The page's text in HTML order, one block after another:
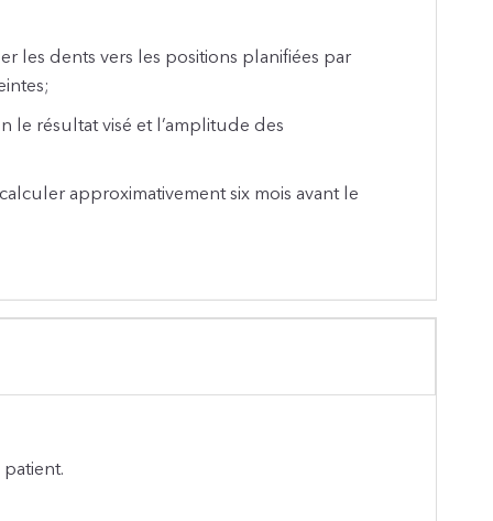
les dents vers les positions planifiées par
le résultat visé et l’amplitude des
approximativement six mois avant le